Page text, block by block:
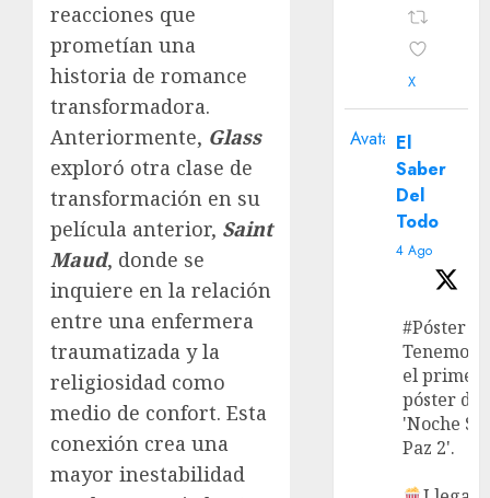
reacciones que
prometían una
historia de romance
transformadora.
Anteriormente, Glass
exploró otra clase de
transformación en su
película anterior, Saint
Maud, donde se
inquiere en la relación
entre una enfermera
traumatizada y la
religiosidad como
medio de confort. Esta
conexión crea una
mayor inestabilidad
X
Avatar El
Saber
Del
Todo
4 Ago
#Póster
Tenemos
el primer
póster de
'Noche
Paz 2'.